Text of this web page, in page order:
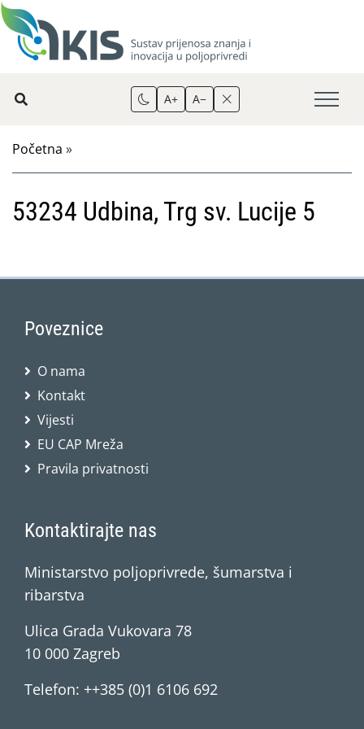
A+ A−
Početna »
53234 Udbina, Trg sv. Lucije 5
Poveznice
O nama
Kontakt
Vijesti
EU CAP Mreža
Pravila privatnosti
Kontaktirajte nas
Ministarstvo poljoprivrede, šumarstva i
ribarstva
Ulica Grada Vukovara 78
10 000 Zagreb
Telefon: ++385 (0)1 6106 692